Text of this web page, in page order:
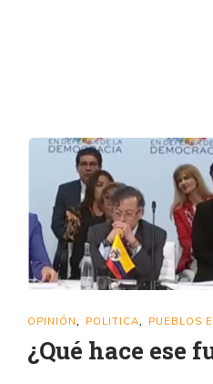
OPINIÓN POLITICA PUEBLOS
¿Qué hace ese